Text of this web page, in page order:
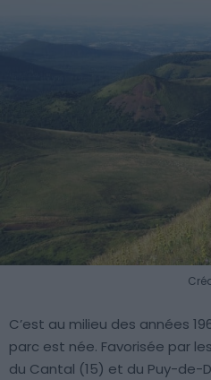
C’est au milieu des années
parc est née. Favorisée par
du Cantal (15) et du Puy-de-